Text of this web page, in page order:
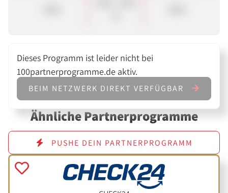
Dieses Programm ist leider nicht bei
100partnerprogramme.de aktiv.
BEIM NETZWERK DIREKT VERFÜGBAR
Ähnliche Partnerprogramme
PUSHE DEIN PARTNERPROGRAMM